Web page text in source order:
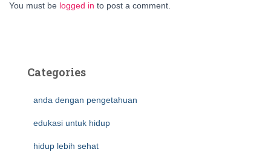
You must be logged in to post a comment.
Categories
anda dengan pengetahuan
edukasi untuk hidup
hidup lebih sehat